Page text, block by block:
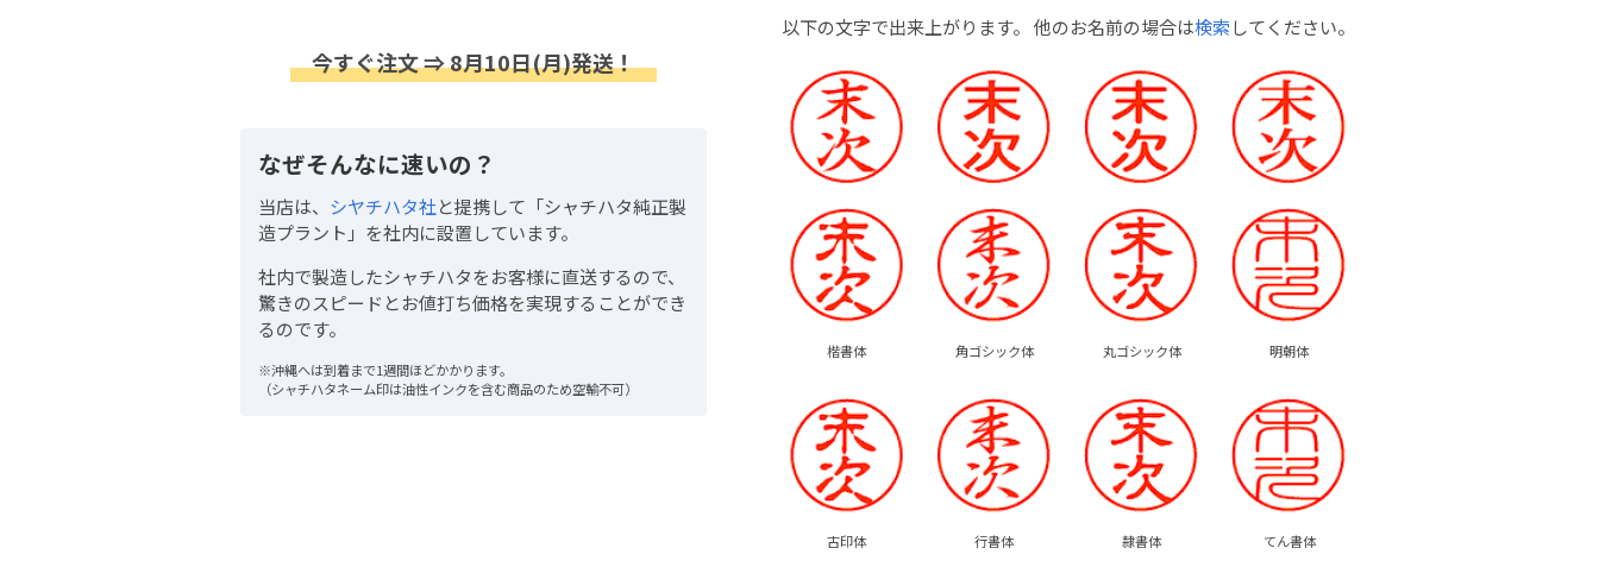
以下の文字で出来上がります。 他のお名前の場合は検索してください。
楷書体 角ゴシック体 丸ゴシック体 明朝体
古印体 行書体 隷書体 てん書体
今すぐ注文 ⇒ 8月10日(月)発送！
なぜそんなに速いの？
当店は、 シヤチハタ社と提携して「シャチハタ純正製
造プラント」を社内に設置しています。
社内で製造したシャチハタをお客様に直送するので、
驚きのスピードとお値打ち価格を実現することができ
るのです。
※沖縄へは到着まで1週間ほどかかります。
（シャチハタネーム印は油性インクを含む商品のため空輸不可）